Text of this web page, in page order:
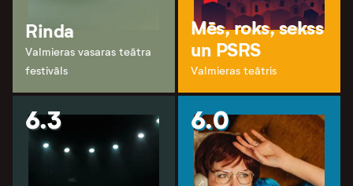
Rinda
Valmieras vasaras teātra
festivāls
Mēs, roks, sekss
un PSRS
Valmieras teātris
6.3 6.0